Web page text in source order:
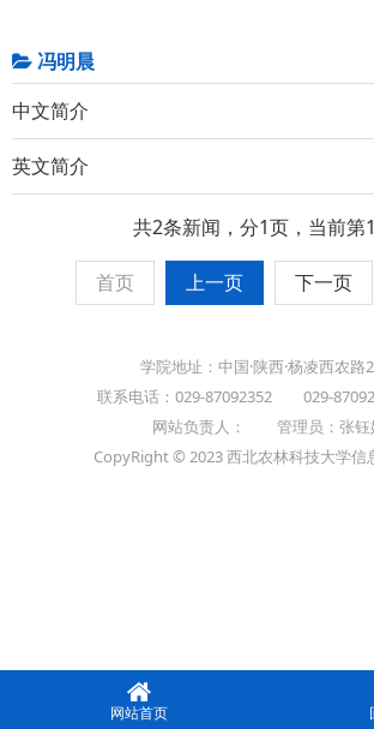
冯明晨
中文简介
英文简介
共2条新闻，分1页，当前第
首页 上一页 下一页
学院地址：中国·陕西·杨凌西农路
联系电话：029-87092352 029-
网站负责人： 管理员：张钰
CopyRight © 2023 西北农林科技大学信
网站首页